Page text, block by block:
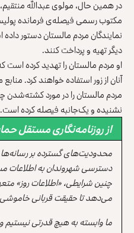
در همین حال، مولوی عبدالله
مکتوب رسمی فیصله‌ی فرمانده پولیس
نمایندگان مردم مالستان دستور
دیگر تهیه و پرداخت کنند.
او مردم مالستان را تهدید کرده است
آنان از زور استفاده خواهند کرد.
مردم مالستان را در مورد کشته‌شدن
نشنیده و یک‌جانبه فیصله کرده است.
از روزنامه‌نگاری مستقل
محدودیت‌های گسترده بر
دسترسی شهروندان به اطلاعات
چنین شرایطی، «اطلاعات روز»
می‌دهد تا حقیقت قربانی
ما وابسته به هیچ قدرتی نیستیم